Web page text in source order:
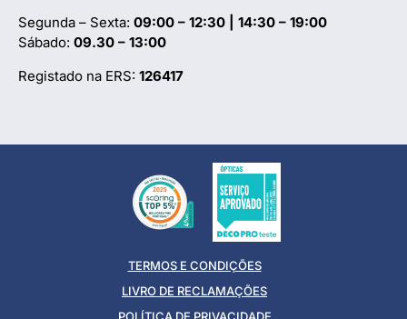
Segunda – Sexta: 09:00 – 12:30 | 14:30 – 19:00
Sábado: 09.30 – 13:00
Registado na ERS: 126417
TERMOS E CONDIÇÕES
LIVRO DE RECLAMAÇÕES
POLÍTICA DE PRIVACIDADE